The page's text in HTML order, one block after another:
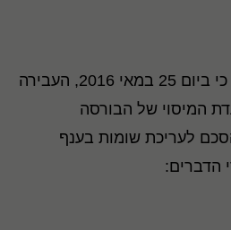
נבקש להביא לידיעתכם כי ביום 25 במאי 2016, העבירה
המיסוי של הבורסה
לעריכת שומות בענף
הדברים: